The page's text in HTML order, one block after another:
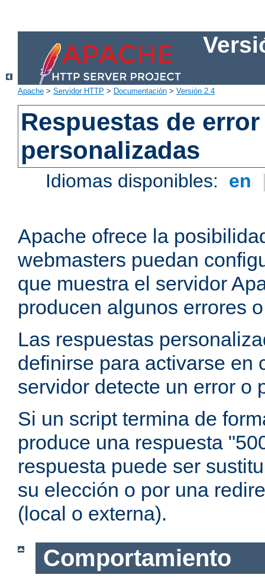
Apache > Servidor HTTP > Documentación > Versión 2.4
Respuestas de error
personalizadas
Idiomas disponibles: en
Apache ofrece la
webmasters puedan
que muestra el servidor
producen algunos errores
Las respuestas
definirse para activarse en
servidor detecte un error o
Si un script termina de
produce una respuesta
respuesta puede ser
su elección o por una
(local o externa).
Comportamiento